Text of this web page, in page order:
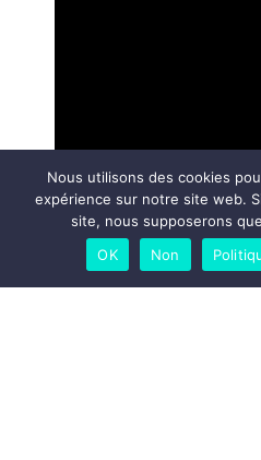
Nous utilisons des cookies
expérience sur notre site web.
site, nous supposerons
OK
Non